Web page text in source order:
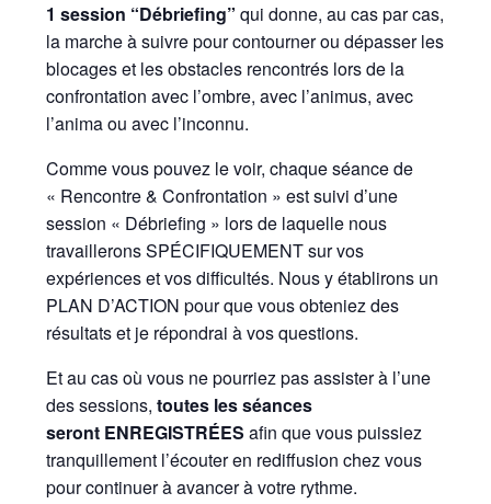
1 session “Débriefing” qui donne, au cas par cas,
la marche à suivre pour contourner ou dépasser les
blocages et les obstacles rencontrés lors de la
confrontation avec l’ombre, avec l’animus, avec
l’anima ou avec l’inconnu.
Comme vous pouvez le voir, chaque séance de
« Rencontre & Confrontation » est suivi d’une
session « Débriefing » lors de laquelle nous
travaillerons SPÉCIFIQUEMENT sur vos
expériences et vos difficultés. Nous y établirons un
PLAN D’ACTION pour que vous obteniez des
résultats et je répondrai à vos questions.
Et au cas où vous ne pourriez pas assister à l’une
des sessions,toutes les séances
seront ENREGISTRÉESafin que vous puissiez
tranquillement l’écouter en rediffusion chez vous
pour continuer à avancer à votre rythme.